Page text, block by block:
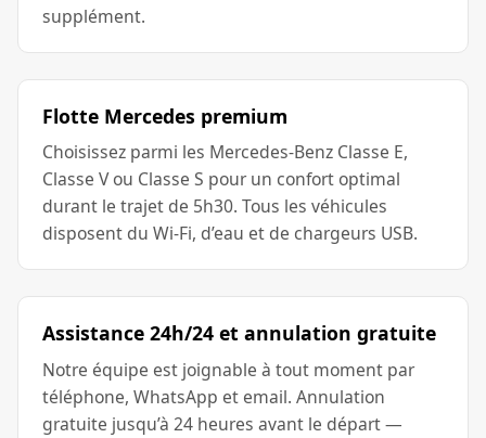
supplément.
Flotte Mercedes premium
Choisissez parmi les Mercedes-Benz Classe E,
Classe V ou Classe S pour un confort optimal
durant le trajet de 5h30. Tous les véhicules
disposent du Wi-Fi, d’eau et de chargeurs USB.
Assistance 24h/24 et annulation gratuite
Notre équipe est joignable à tout moment par
téléphone, WhatsApp et email. Annulation
gratuite jusqu’à 24 heures avant le départ —